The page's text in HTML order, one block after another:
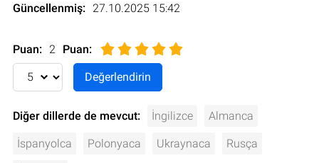
Güncellenmiş: 27.10.2025 15:42
Puan: 2 Puan:
Diğer dillerde de mevcut: İngilizce Almanca
İspanyolca Polonyaca Ukraynaca Rusça